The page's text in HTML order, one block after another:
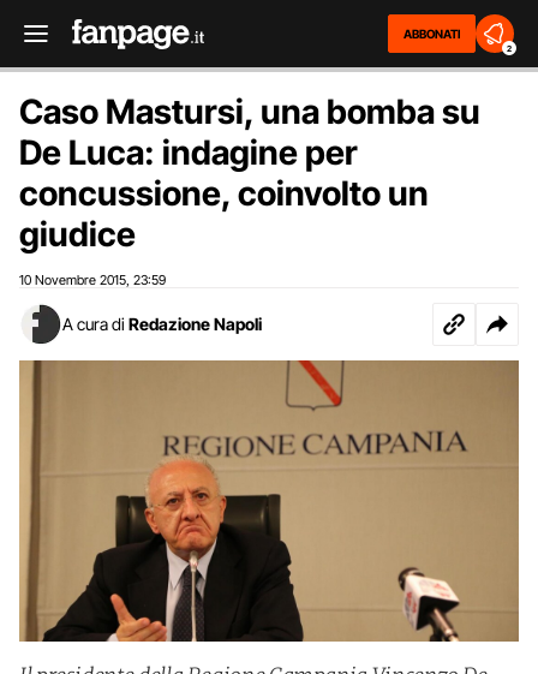
ABBONATI
2
Caso Mastursi, una bomba su
De Luca: indagine per
concussione, coinvolto un
giudice
10 Novembre 2015 23:59
A cura di Redazione Napoli